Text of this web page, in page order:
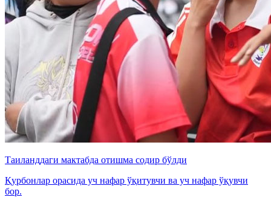
Таиланддаги мактабда отишма содир бўлди
Қурбонлар орасида уч нафар ўқитувчи ва уч нафар ўқувчи
бор.